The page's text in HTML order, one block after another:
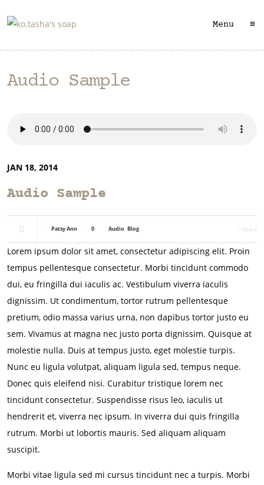
Menu ≡
Audio Sample
JAN 18, 2014
Audio Sample
Patsy Ann 0 Audio Blog
Lorem ipsum dolor sit amet, consectetur adipiscing elit. Proin
tempus pellentesque consectetur. Morbi tincidunt commodo
dui, eu fringilla dui iaculis ac. Vestibulum viverra iaculis
dignissim. Ut condimentum, tortor rutrum pellentesque
pretium, odio massa varius urna, non dapibus tortor justo eu
sem. Vivamus at magna nec justo porta dignissim. Quisque at
molestie nulla. Duis at tempus justo, eget molestie turpis.
Nunc eu ligula volutpat, aliquam ligula sed, tempus neque.
Donec quis eleifend nisi. Curabitur tristique lorem nec
tincidunt consectetur. Suspendisse risus leo, iaculis ut
hendrerit et, viverra nec ipsum. In viverra dui quis fringilla
rutrum. Morbi ut lobortis mauris. Sed aliquam aliquam
suscipit.
Morbi vitae ligula sed mi cursus tincidunt nec a turpis. Morbi